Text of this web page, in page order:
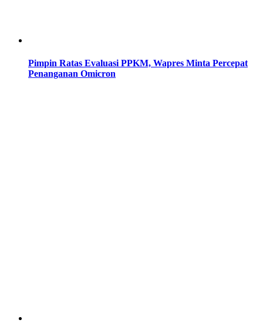
Pimpin Ratas Evaluasi PPKM, Wapres Minta Percepat
Penanganan Omicron